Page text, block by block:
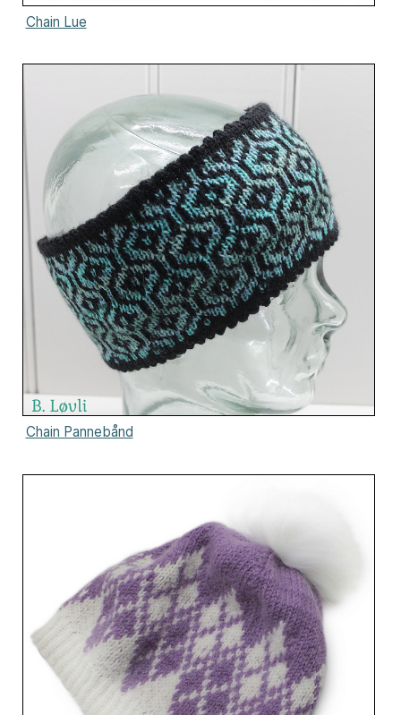
Chain Lue
Chain Pannebånd